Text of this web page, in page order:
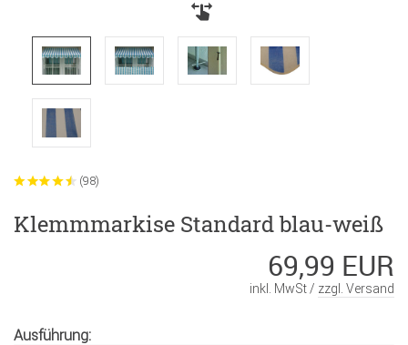
(98)
Klemmmarkise Standard blau-weiß
69,99 EUR
inkl. MwSt / zzgl. Versand
Ausführung: